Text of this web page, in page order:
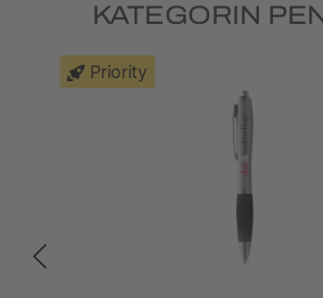
KATEGORIN
Priority